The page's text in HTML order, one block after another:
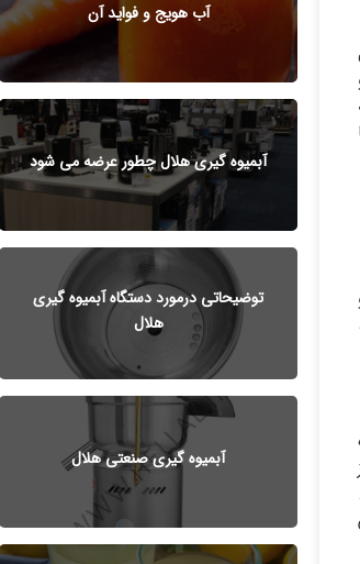
آب هویج و فواید آن
آبمیوه گیری هلال چطور عرضه می شود
توضیحاتی درمورد دستگاه آبمیوه گیری
هلال
آبمیوه گیری صنعتی هلال